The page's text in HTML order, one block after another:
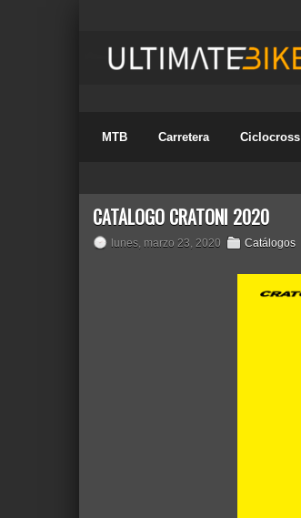
MTB Carretera Ciclocross
CATÁLOGO CRATONI 2020
lunes, marzo 23, 2020 Catálogos